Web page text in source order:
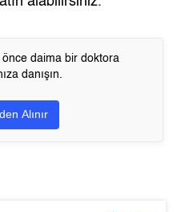
önce daima bir doktora
danışın.
Alınır